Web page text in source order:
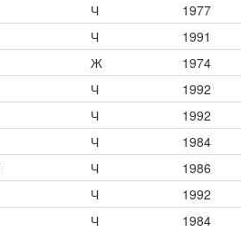
Ч 1977
Ч 1991
Ж 1974
Ч 1992
Ч 1992
Ч 1984
Ч 1986
Ч 1992
Ч 1984